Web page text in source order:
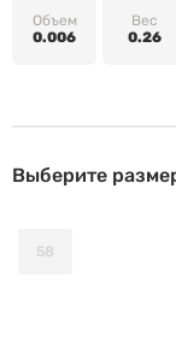
Объем
0.006
Вес
0.26
Выберите
58